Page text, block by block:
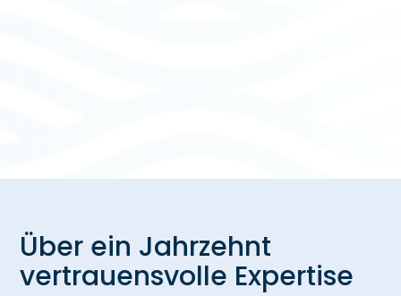
Über ein Jahrzehnt
vertrauensvolle Expertise